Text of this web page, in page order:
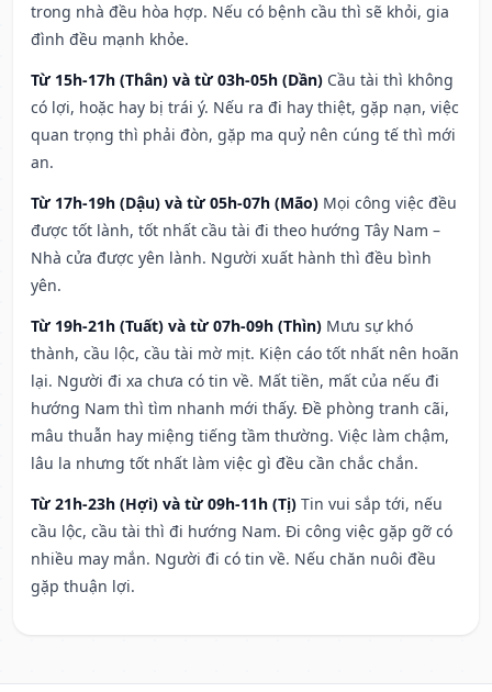
trong nhà đều hòa hợp. Nếu có bệnh cầu thì sẽ khỏi, gia
đình đều mạnh khỏe.
Từ 15h-17h (Thân) và từ 03h-05h (Dần) Cầu tài thì không
có lợi, hoặc hay bị trái ý. Nếu ra đi hay thiệt, gặp nạn, việc
quan trọng thì phải đòn, gặp ma quỷ nên cúng tế thì mới
an.
Từ 17h-19h (Dậu) và từ 05h-07h (Mão) Mọi công việc đều
được tốt lành, tốt nhất cầu tài đi theo hướng Tây Nam –
Nhà cửa được yên lành. Người xuất hành thì đều bình
yên.
Từ 19h-21h (Tuất) và từ 07h-09h (Thìn) Mưu sự khó
thành, cầu lộc, cầu tài mờ mịt. Kiện cáo tốt nhất nên hoãn
lại. Người đi xa chưa có tin về. Mất tiền, mất của nếu đi
hướng Nam thì tìm nhanh mới thấy. Đề phòng tranh cãi,
mâu thuẫn hay miệng tiếng tầm thường. Việc làm chậm,
lâu la nhưng tốt nhất làm việc gì đều cần chắc chắn.
Từ 21h-23h (Hợi) và từ 09h-11h (Tị) Tin vui sắp tới, nếu
cầu lộc, cầu tài thì đi hướng Nam. Đi công việc gặp gỡ có
nhiều may mắn. Người đi có tin về. Nếu chăn nuôi đều
gặp thuận lợi.